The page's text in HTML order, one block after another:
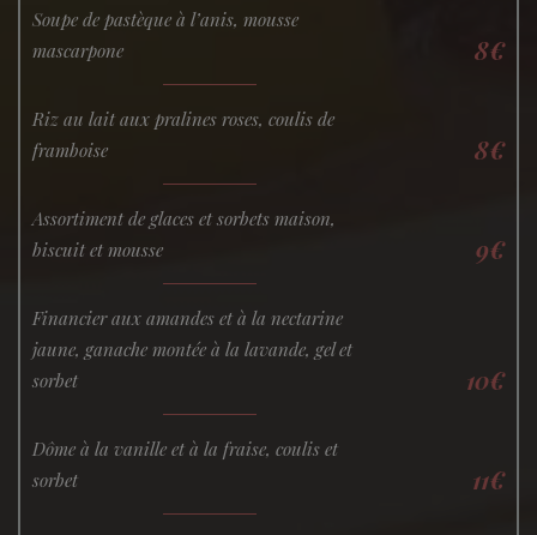
Soupe de pastèque à l’anis, mousse
mascarpone
8€
Riz au lait aux pralines roses, coulis de
framboise
8€
Assortiment de glaces et sorbets maison,
biscuit et mousse
9€
Financier aux amandes et à la nectarine
jaune, ganache montée à la lavande, gel et
sorbet
10€
Dôme à la vanille et à la fraise, coulis et
sorbet
11€